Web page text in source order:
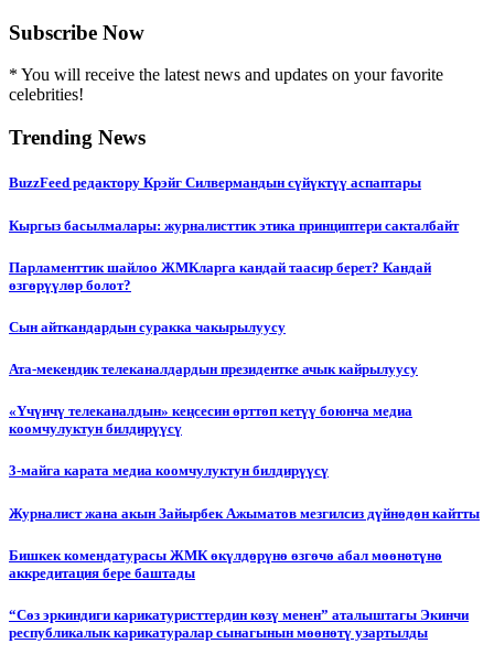
Subscribe Now
* You will receive the latest news and updates on your favorite
celebrities!
Trending News
BuzzFeed редактору Крэйг Силвермандын сүйүктүү аспаптары
Кыргыз басылмалары: журналисттик этика принциптери сакталбайт
Парламенттик шайлоо ЖМКларга кандай таасир берет? Кандай
өзгөрүүлөр болот?
Сын айткандардын суракка чакырылуусу
Ата-мекендик телеканалдардын президентке ачык кайрылуусу
«Үчүнчү телеканалдын» кеңсесин өрттөп кетүү боюнча медиа
коомчулуктун билдирүүсү
3-майга карата медиа коомчулуктун билдирүүсү
Журналист жана акын Зайырбек Ажыматов мезгилсиз дүйнөдөн кайтты
Бишкек комендатурасы ЖМК өкүлдөрүнө өзгөчө абал мөөнөтүнө
аккредитация бере баштады
“Сөз эркиндиги карикатуристтердин көзү менен” аталыштагы Экинчи
республикалык карикатуралар сынагынын мөөнөтү узартылды